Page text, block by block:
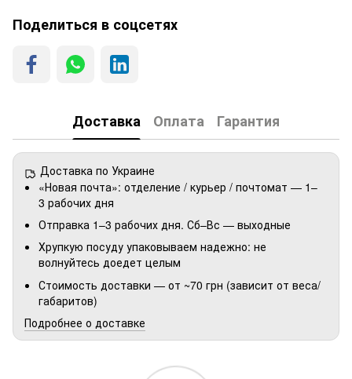
Поделиться в соцсетях
Доставка Оплата Гарантия
Доставка по Украине
«Новая почта»: отделение / курьер / почтомат — 1–
3 рабочих дня
Отправка 1–3 рабочих дня. Сб–Вс — выходные
Хрупкую посуду упаковываем надежно: не
волнуйтесь доедет целым
Стоимость доставки — от ~70 грн (зависит от веса/
габаритов)
Подробнее о доставке